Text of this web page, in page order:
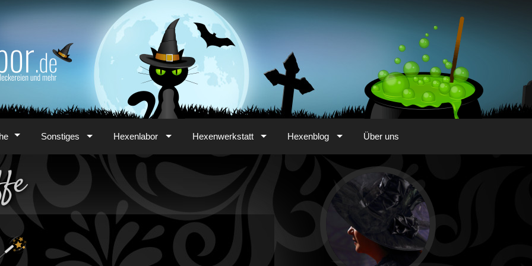
Sonstiges Hexenlabor Hexenwerkstatt Hexenblog Über uns